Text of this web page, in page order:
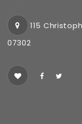
115
07302